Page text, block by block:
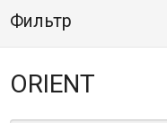
Фильтр
ORIENT